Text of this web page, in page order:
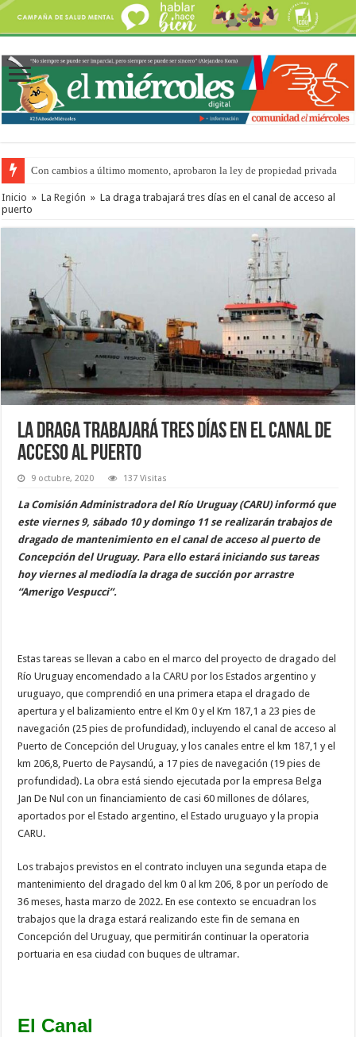
Con cambios a último momento, aprobaron la ley de propiedad privada
Inicio » La Región » La draga trabajará tres días en el canal de acceso al
puerto
La draga trabajará tres días en el canal de
acceso al puerto
9 octubre, 2020 137 Visitas
La Comisión Administradora del Río Uruguay (CARU) informó que
este viernes 9, sábado 10 y domingo 11 se realizarán trabajos de
dragado de mantenimiento en el canal de acceso al puerto de
Concepción del Uruguay. Para ello estará iniciando sus tareas
hoy viernes al mediodía la draga de succión por arrastre
“Amerigo Vespucci”.
Estas tareas se llevan a cabo en el marco del proyecto de dragado del
Río Uruguay encomendado a la CARU por los Estados argentino y
uruguayo, que comprendió en una primera etapa el dragado de
apertura y el balizamiento entre el Km 0 y el Km 187,1 a 23 pies de
navegación (25 pies de profundidad), incluyendo el canal de acceso al
Puerto de Concepción del Uruguay, y los canales entre el km 187,1 y el
km 206,8, Puerto de Paysandú, a 17 pies de navegación (19 pies de
profundidad). La obra está siendo ejecutada por la empresa Belga
Jan De Nul con un financiamiento de casi 60 millones de dólares,
aportados por el Estado argentino, el Estado uruguayo y la propia
CARU.
Los trabajos previstos en el contrato incluyen una segunda etapa de
mantenimiento del dragado del km 0 al km 206, 8 por un período de
36 meses, hasta marzo de 2022. En ese contexto se encuadran los
trabajos que la draga estará realizando este fin de semana en
Concepción del Uruguay, que permitirán continuar la operatoria
portuaria en esa ciudad con buques de ultramar.
El Canal